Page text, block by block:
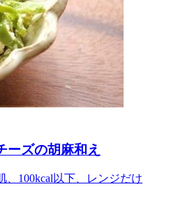
ーズの胡麻和え
100kcal以下、レンジだけ